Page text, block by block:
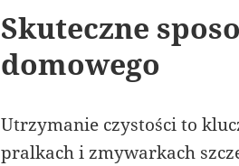
Skuteczne
domowego
Utrzymanie czystości to
pralkach i zmywarkach